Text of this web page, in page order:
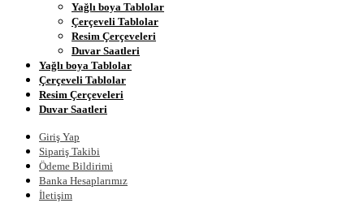
Yağlı boya Tablolar
Çerçeveli Tablolar
Resim Çerçeveleri
Duvar Saatleri
Yağlı boya Tablolar
Çerçeveli Tablolar
Resim Çerçeveleri
Duvar Saatleri
Giriş Yap
Sipariş Takibi
Ödeme Bildirimi
Banka Hesaplarımız
İletişim